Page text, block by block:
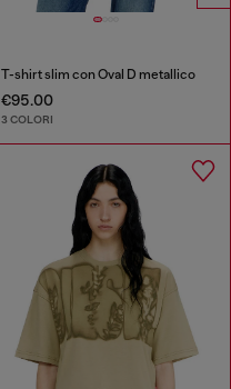
T-shirt slim con Oval D metallico
€95.00
3 COLORI